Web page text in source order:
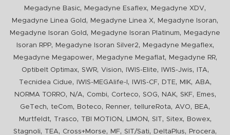
Megadyne Basic, Megadyne Esaflex, Megadyne XDV,
Megadyne Linea Gold , Megadyne Linea X, Megadyne Isoran,
Megadyne Isoran Gold , Megadyne Isoran Platinum,
Megadyne
Isoran RPP, Megadyne Isoran Silver2, Megadyne Megaflex,
Megadyne Megapower, Megadyne Megaflat, Megadyne RR,
Optibelt Optimax, SWR, Vision, IWIS-Elite, IWIS-Jwis, ITA,
Tecnidea Cidue, IWIS-MEGAlife-I , IWIS-CF, DTE, MIK, ABA,
NORMA TORRO, N/A, Combi, Corteco, SOG, NAK, SKF, Emes,
GeTech, teCom, Boteco, Renner, tellureRota, AVO, BEA,
Murtfeldt, Trasco, TBI MOTION , LIMON , SIT, Sitex, Bowex,
Stagnoli, TEA, Cross+Morse, MF, SIT/Sati, DeltaPlus, Procera,